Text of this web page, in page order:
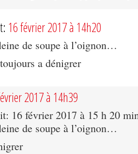
16 février 2017 à 14h20
de soupe à l’oignon…
a dénigrer
2017 à 14h39
16 février 2017 à 15 h 20
de soupe à l’oignon…